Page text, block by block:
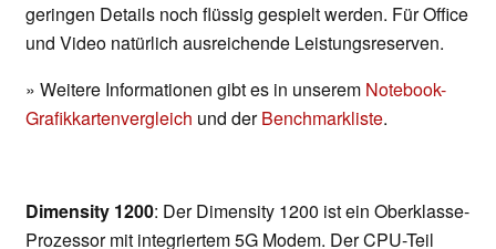
geringen Details noch flüssig gespielt werden. Für Office
und Video natürlich ausreichende Leistungsreserven.
» Weitere Informationen gibt es in unserem Notebook-
Grafikkartenvergleich und derBenchmarkliste.
Dimensity 1200: Der Dimensity 1200 ist ein Oberklasse-
Prozessor mit integriertem 5G Modem. Der CPU-Teil